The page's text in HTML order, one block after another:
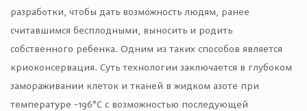
разработки, чтобы дать возможность людям, ранее
считавшимся бесплодными, выносить и родить
собственного ребенка. Одним из таких способов является
криоконсервация. Суть технологии заключается в глубоком
замораживании клеток и тканей в жидком азоте при
температуре -196°C с возможностью последующей